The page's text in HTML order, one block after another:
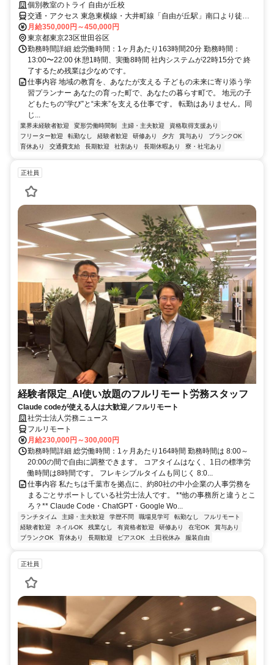
個別教室のトライ 自由が丘校
交通・アクセス 東急東横線・大井町線「自由が丘駅」南口より徒歩
約2分
月給350,000円～450,000円
東京都東京23区世田谷区
勤務時間詳細 総労働時間：1ヶ月あたり163時間20分 勤務時間：
13:00〜22:00 休憩1時間、実働8時間 社内システムが22時15分で 終
了するため残業は少なめです。
仕事内容 地域の教育を、あなたが支える 子どもの未来に寄り添う学
習プランナー あなたの育った町で、あなたの暮らす町で。 地元の子
どもたちの“学び”と“未来”を支える仕事です。 転勤はありません。同
じ...
業界未経験者歓迎 変形労働時間制 主婦・主夫歓迎
資格取得支援あり
フリーター歓迎
転勤なし 経験者歓迎 研修あり 夕方 賞与あり
ブランクOK
育休あり
交通費支給 長期歓迎 社割あり 長期休暇あり 寮・社宅あり
正社員
経験者限定_AI使い放題のフルリモート労務スタッフ
Claude codeが使える人は大歓迎／フルリモート
社労士法人労務ニュース
フルリモート
月給230,000円～300,000円
勤務時間詳細 総労働時間：1ヶ月あたり164時間 勤務時間は 8:00～
20:00の間で自由に調整できます。 コアタイムはなく、1日の標準労
働時間は8時間です。 フレキシブルタイムも同じく 8:0...
仕事内容 私たちは千葉市を拠点に、約80社の中小企業の人事労務を
まるごとサポートしている社労士法人です。 **他の事務所と違うとこ
ろ？** Claude Code・ChatGPT・Google Wo...
ランチタイム 主婦・主夫歓迎 学歴不問 職場見学可 転勤なし
フルリモート
経験者歓迎
ネイルOK 残業なし 有資格者歓迎 研修あり 在宅OK
賞与あり
ブランクOK
育休あり 長期歓迎 ピアスOK 土日祝休み 服装自由
正社員